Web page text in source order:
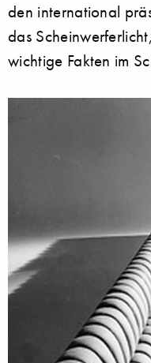
den international
das
wichtige Fakten im